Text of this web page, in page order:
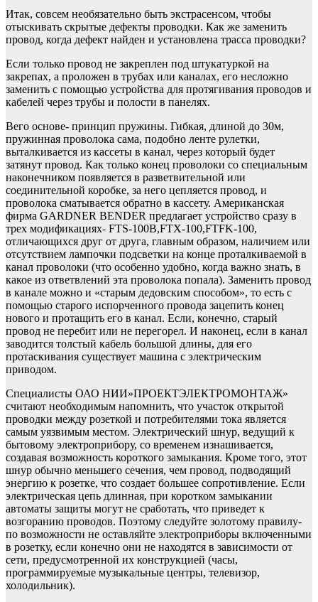
Итак, совсем необязательно быть экстрасенсом, чтобы
отыскивать скрытые дефекты проводки. Как же заменить
провод, когда дефект найден и установлена трасса проводки?
Если только провод не закреплен под штукатуркой на
закрепах, а проложен в трубах или каналах, его несложно
заменить с помощью устройства для протягивания проводов и
кабелей через трубы и полости в панелях.
Вего основе- принцип пружины. Гибкая, длиной до 30м,
пружинная проволока сама, подобно ленте рулетки,
выталкивается из кассеты в канал, через который будет
затянут провод. Как только конец проволоки со специальным
наконечником появляется в разветвительной или
соединительной коробке, за него цепляется провод, и
проволока сматывается обратно в кассету. Американская
фирма GARDNER BENDER предлагает устройство сразу в
трех модификациях- FTS-100B,FTX-100,FTFK-100,
отличающихся друг от друга, главным образом, наличием или
отсутствием лампочки подсветки на конце проталкиваемой в
канал проволоки (что особенно удобно, когда важно знать, в
какое из ответвлений эта проволока попала). Заменить провод
в канале можно и «старым дедовским способом», то есть с
помощью старого испорченного провода зацепить конец
нового и протащить его в канал. Если, конечно, старый
провод не перебит или не перегорел. И наконец, если в канал
заводится толстый кабель большой длины, для его
протаскивания существует машина с электрическим
приводом.
Специалисты ОАО НИИ»ПРОЕКТЭЛЕКТРОМОНТАЖ»
считают необходимым напомнить, что участок открытой
проводки между розеткой и потребителями тока является
самым уязвимым местом. Электрический шнур, ведущий к
бытовому электроприбору, со временем изнашивается,
создавая возможность короткого замыкания. Кроме того, этот
шнур обычно меньшего сечения, чем провод, подводящий
энергию к розетке, что создает большее сопротивление. Если
электрическая цепь длинная, при коротком замыкании
автоматы защиты могут не сработать, что приведет к
возгоранию проводов. Поэтому следуйте золотому правилу-
по возможности не оставляйте электроприборы включенными
в розетку, если конечно они не находятся в зависимости от
сети, предусмотренной их конструкцией (часы,
программируемые музыкальные центры, телевизор,
холодильник).